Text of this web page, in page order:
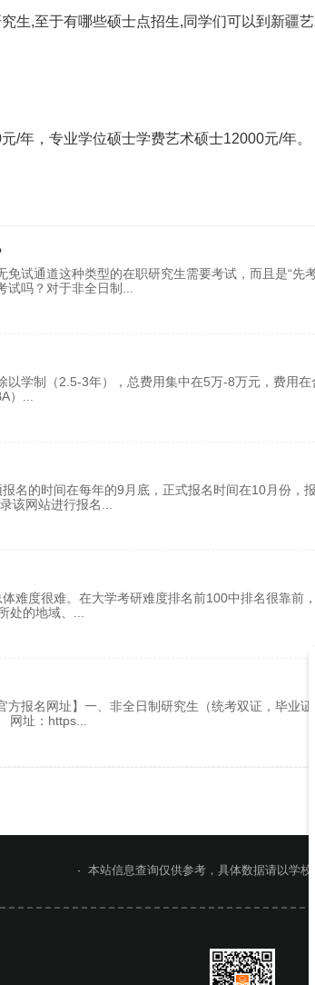
生,至于有哪些硕士点招生,同学们可以到新疆
/年，专业学位硕士学费艺术硕士12000元/年。
试通道这种类型的在职研究生需要考试，而且是“先
试吗？对于非全日制
学制（2.5-3年），总费用集中在5万-8万元，费用在
）‌
名的时间在每年的9月底，正式报名时间在10月份，
该网站进行报名
难度很难。在大学考研难度排名前100中排名很靠前
处的地域、
报名网址】一、非全日制研究生（统考双证，毕业
网址：https
本站信息查询仅供参考，具体数据请以学校